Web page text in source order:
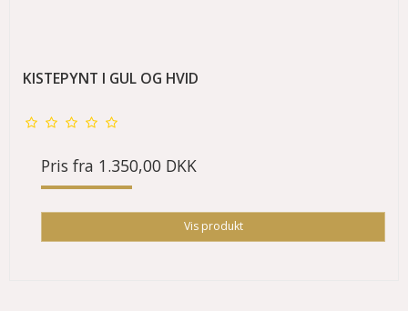
KISTEPYNT I GUL OG HVID
Pris fra 1.350,00 DKK
Vis produkt